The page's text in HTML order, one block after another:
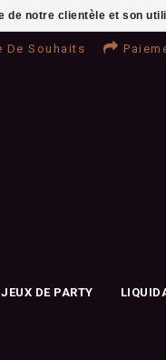
De Souhaits
JEUX DE PARTY
notre clientèle et son